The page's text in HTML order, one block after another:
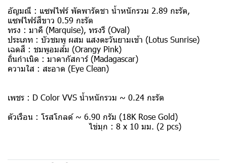
อัญมณี : แซฟไฟร์ พัดพารัดชา น้ำหนักรวม 2.89 กะรัต,
แซฟไฟร์สีขาว 0.59 กะรัต
ทรง : มาคี (Marquise), ทรงรี (Oval)
ประเภท : บัวชมพู ผสม แสงตะวันยามเช้า (Lotus Sunrise)
เฉดสี : ชมพูอมส้ม (Orangy Pink)
ถิ่นกำเนิด : มาดากัสการ์ (Madagascar)
ความใส : สะอาด (Eye Clean)
เพชร : D Color VVS น้ำหนักรวม ~ 0.24 กะรัต
ตัวเรือน : โรสโกลด์ ~ 6.90 กรัม (18K Rose Gold)
ไข่มุก : 8 x 10 มม. (2 pcs)